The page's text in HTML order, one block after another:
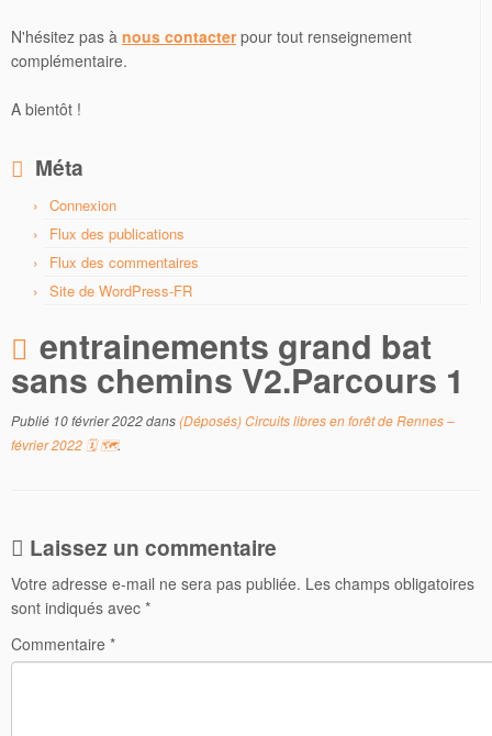
N'hésitez pas à nous contacterpour tout renseignement
complémentaire.
A bientôt !
Méta
Connexion
Flux des publications
Flux des commentaires
Site de WordPress-FR
entrainements grand bat
sans chemins V2.Parcours 1
Publié 10 février 2022dans(Déposés) Circuits libres en forêt de Rennes –
février 2022 🗓 🗺.
Laissez un commentaire
Votre adresse e-mail ne sera pas publiée. Les champs obligatoires
sont indiqués avec *
Commentaire *